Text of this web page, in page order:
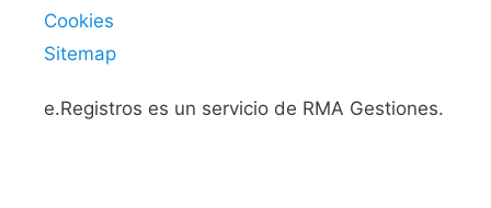
Cookies
Sitemap
e.Registros es un servicio de RMA Gestiones.